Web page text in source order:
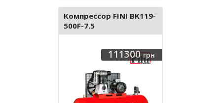
Компрессор FINI BK119-
500F-7.5
BRTN801FNM874
111300грн